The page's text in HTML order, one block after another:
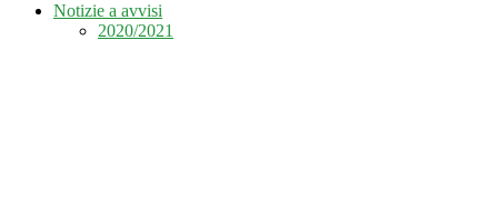
Notizie a avvisi
2020/2021